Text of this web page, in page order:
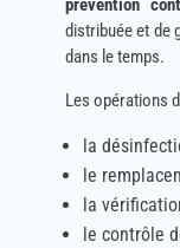
prévention
distribuée et de
dans le temps.
Les opérations
la
le
la
le contrôle